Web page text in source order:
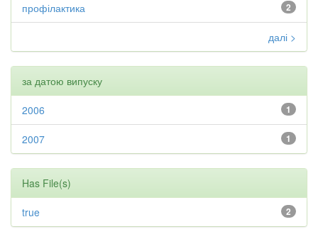
2
профілактика
далі >
за датою випуску
1
2006
1
2007
Has File(s)
2
true